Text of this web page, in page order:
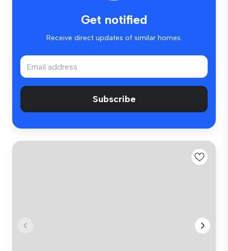
Get notified
Receive direct updates of similar homes.
Subscribe